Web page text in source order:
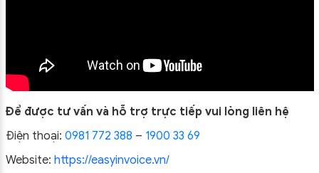
Để được tư vấn và hỗ trợ trực tiếp vui lòng liên hệ
Điện thoại: 0981 772 388 – 1900 33 69
Website: https://easyinvoice.vn/